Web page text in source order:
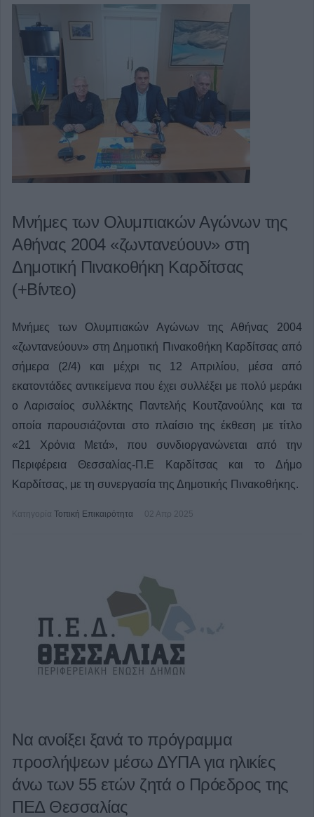
Μνήμες των Ολυμπιακών Αγώνων της
Αθήνας 2004 «ζωντανεύουν» στη
Δημοτική Πινακοθήκη Καρδίτσας
(+Βίντεο)
Μνήμες των Ολυμπιακών Αγώνων της Αθήνας 2004
«ζωντανεύουν» στη Δημοτική Πινακοθήκη Καρδίτσας από
σήμερα (2/4) και μέχρι τις 12 Απριλίου, μέσα από
εκατοντάδες αντικείμενα που έχει συλλέξει με πολύ μεράκι
ο Λαρισαίος συλλέκτης Παντελής Κουτζανούλης και τα
οποία παρουσιάζονται στο πλαίσιο της έκθεση με τίτλο
«21 Χρόνια Μετά», που συνδιοργανώνεται από την
Περιφέρεια Θεσσαλίας-Π.Ε Καρδίτσας και το Δήμο
Καρδίτσας, με τη συνεργασία της Δημοτικής Πινακοθήκης.
Κατηγορία Τοπική Επικαιρότητα 02 Απρ 2025
Να ανοίξει ξανά το πρόγραμμα
προσλήψεων μέσω ΔΥΠΑ για ηλικίες
άνω των 55 ετών ζητά ο Πρόεδρος της
ΠΕΔ Θεσσαλίας